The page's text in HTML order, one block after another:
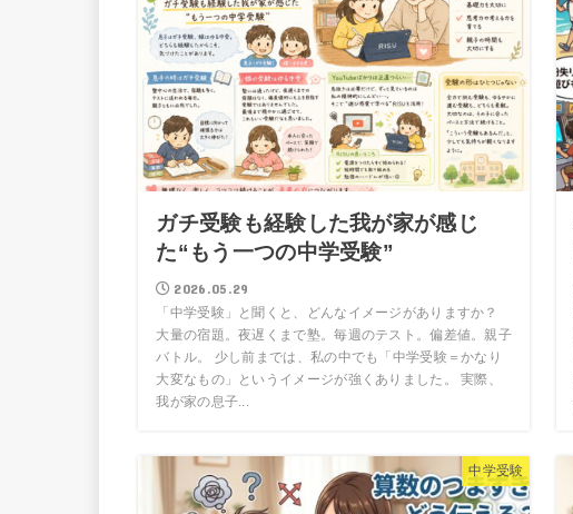
ガチ受験も経験した我が家が感じ
た“もう一つの中学受験”
2026.05.29
「中学受験」と聞くと、どんなイメージがありますか？
大量の宿題。夜遅くまで塾。毎週のテスト。偏差値。親子
バトル。 少し前までは、私の中でも「中学受験＝かなり
大変なもの」というイメージが強くありました。 実際、
我が家の息子...
中学受験